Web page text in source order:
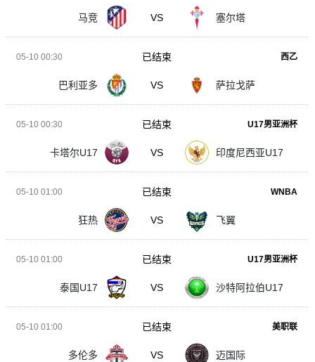
马竞 VS 塞尔塔
05-10 00:30 西乙
巴利亚多 VS 萨拉戈萨
已结束
05-10 00:30 U17男亚洲杯
卡塔尔U17 VS 印度尼西亚U17
已结束
05-10 01:00 WNBA
狂热 VS 飞翼
已结束
05-10 01:00 U17男亚洲杯
泰国U17 VS 沙特阿拉伯U17
已结束
05-10 01:00 美职联
多伦多 VS 迈国际
已结束